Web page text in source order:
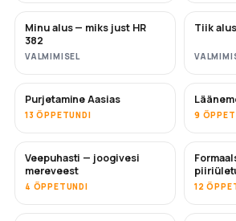
TULEMAS
Minu alus — miks just HR
382
VALMIMISEL
Tiik
TULEMAS
Purjetamine Aasias
13 ÕPPETUNDI 9
TULEMAS
Veepuhasti — joogivesi
mereveest
4 ÕPPETUNDI 12